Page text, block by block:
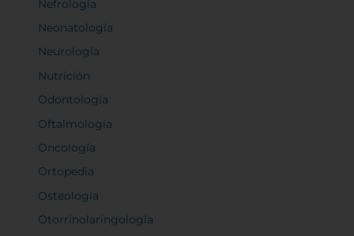
Nefrología
Neonatología
Neurología
Nutrición
Odontología
Oftalmología
Oncología
Ortopedia
Osteología
Otorrinolaringología